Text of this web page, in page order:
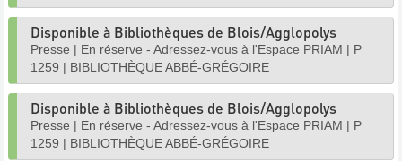
Disponible à Bibliothèques de Blois/Agglopolys
Presse | En réserve - Adressez-vous à l'Espace PRIAM | P
1259 | BIBLIOTHÈQUE ABBÉ-GRÉGOIRE
Disponible à Bibliothèques de Blois/Agglopolys
Presse | En réserve - Adressez-vous à l'Espace PRIAM | P
1259 | BIBLIOTHÈQUE ABBÉ-GRÉGOIRE